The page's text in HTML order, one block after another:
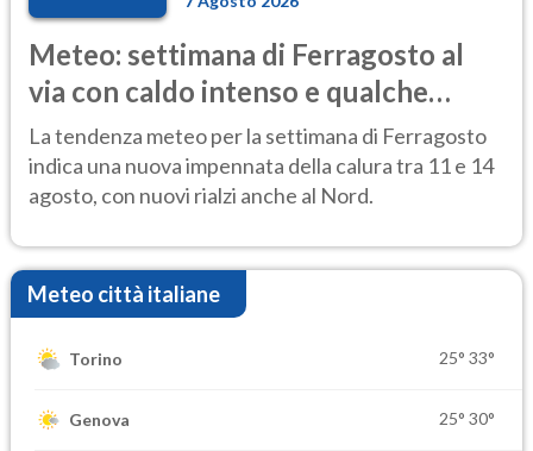
Meteo: settimana di Ferragosto al
via con caldo intenso e qualche
temporale
La tendenza meteo per la settimana di Ferragosto
indica una nuova impennata della calura tra 11 e 14
agosto, con nuovi rialzi anche al Nord.
Meteo città italiane
Torino 25° 33°
Genova 25° 30°